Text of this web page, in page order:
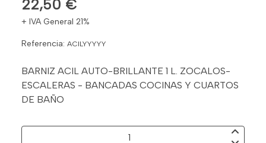
22,50 €
+ IVA General 21%
Referencia: ACILYYYYY
BARNIZ ACIL AUTO-BRILLANTE 1 L. ZOCALOS-
ESCALERAS - BANCADAS COCINAS Y CUARTOS
DE BAÑO